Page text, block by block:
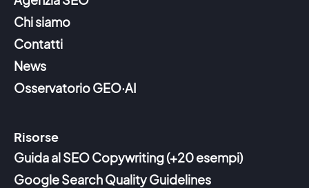
Chi siamo
Contatti
News
Osservatorio GEO·AI
Risorse
Guida al SEO Copywriting (+20 esempi)
Google Search Quality Guidelines